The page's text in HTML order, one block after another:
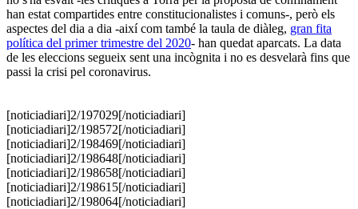
han estat compartides entre constitucionalistes i comuns-, però els
aspectes del dia a dia -així com també la taula de diàleg, gran fita
política del primer trimestre del 2020- han quedat aparcats. La data
de les eleccions segueix sent una incògnita i no es desvelarà fins que
passi la crisi pel coronavirus.
[noticiadiari]2/197029[/noticiadiari]
​[noticiadiari]2/198572[/noticiadiari]
[noticiadiari]2/198469[/noticiadiari]
[noticiadiari]2/198648[/noticiadiari]
[noticiadiari]2/198658[/noticiadiari]
[noticiadiari]2/198615[/noticiadiari]
[noticiadiari]2/198064[/noticiadiari]